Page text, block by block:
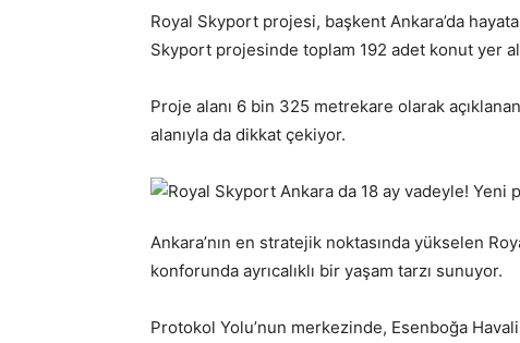
Royal Skyport projesi, başkent Ankara’da
Skyport projesinde toplam 192 adet konut yer
Proje alanı 6 bin 325 metrekare olarak
alanıyla da dikkat çekiyor.
Ankara’nın en stratejik noktasında yükselen
konforunda ayrıcalıklı bir yaşam tarzı sunuyor.
Protokol Yolu’nun merkezinde, Esenboğa